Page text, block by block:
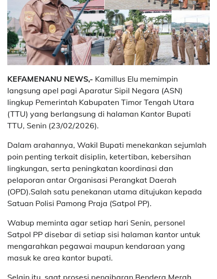
KEFAMENANU NEWS,- Kamillus Elu memimpin
langsung apel pagi Aparatur Sipil Negara (ASN)
lingkup Pemerintah Kabupaten Timor Tengah Utara
(TTU) yang berlangsung di halaman Kantor Bupati
TTU, Senin (23/02/2026).
Dalam arahannya, Wakil Bupati menekankan sejumlah
poin penting terkait disiplin, ketertiban, kebersihan
lingkungan, serta peningkatan koordinasi dan
pelaporan antar Organisasi Perangkat Daerah
(OPD).Salah satu penekanan utama ditujukan kepada
Satuan Polisi Pamong Praja (Satpol PP).
Wabup meminta agar setiap hari Senin, personel
Satpol PP disebar di setiap sisi halaman kantor untuk
mengarahkan pegawai maupun kendaraan yang
masuk ke area kantor bupati.
Selain itu, saat prosesi pengibaran Bendera Merah